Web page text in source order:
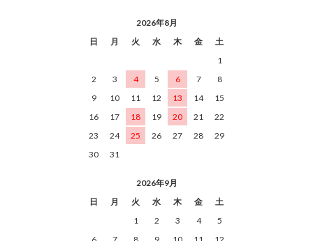
2026年8月
日
月 火 水 木 金
土
1
2
3 4 5 6 7
8
9
10 11 12 13 14
15
16
17 18 19 20 21
22
23
24 25 26 27 28
29
30
31
2026年9月
日
月 火 水 木 金
土
1
2 3 4
5